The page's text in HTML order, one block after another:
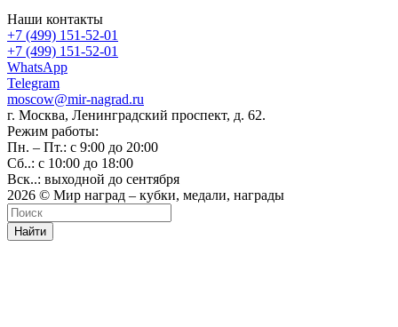
Наши контакты
+7 (499) 151-52-01
+7 (499) 151-52-01
WhatsApp
Telegram
moscow@mir-nagrad.ru
г. Москва, Ленинградский проспект, д. 62.
Режим работы:
Пн. – Пт.: с 9:00 до 20:00
Сб..: с 10:00 до 18:00
Вск..: выходной до сентября
2026 © Мир наград – кубки, медали, награды
Найти